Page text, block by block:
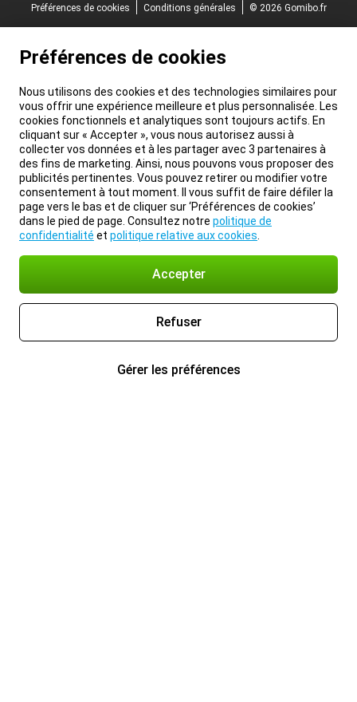
Préférences de cookies
Conditions générales © 2026 Gomibo.fr
Préférences de cookies
Nous utilisons des cookies et des technologies similaires pour
vous offrir une expérience meilleure et plus personnalisée. Les
cookies fonctionnels et analytiques sont toujours actifs. En
cliquant sur « Accepter », vous nous autorisez aussi à
collecter vos données et à les partager avec 3 partenaires à
des fins de marketing. Ainsi, nous pouvons vous proposer des
publicités pertinentes. Vous pouvez retirer ou modifier votre
consentement à tout moment. Il vous suffit de faire défiler la
page vers le bas et de cliquer sur ‘Préférences de cookies’
dans le pied de page. Consultez notre politique de
confidentialité et politique relative aux cookies
Accepter
Refuser
Gérer les préférences